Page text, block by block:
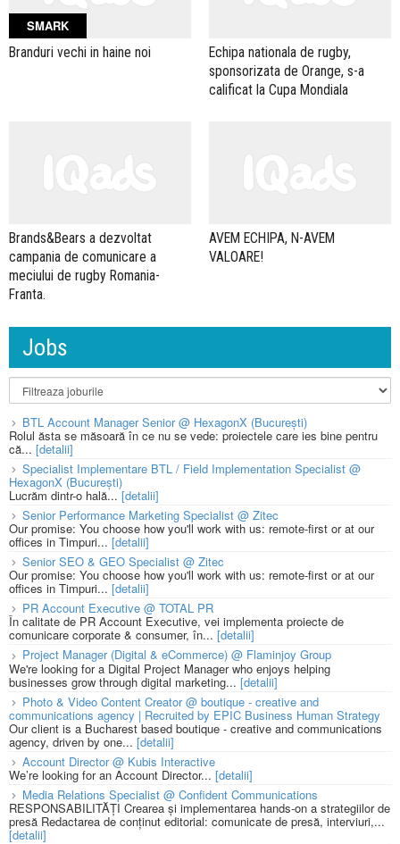
SMARK
Branduri vechi in haine noi
Echipa nationala de rugby,
sponsorizata de Orange, s-a
calificat la Cupa Mondiala
Brands&Bears a dezvoltat
campania de comunicare a
meciului de rugby Romania-
Franta.
AVEM ECHIPA, N-AVEM
VALOARE!
Jobs
BTL Account Manager Senior @ HexagonX (București)
Rolul ăsta se măsoară în ce nu se vede: proiectele care ies bine pentru
că... [detalii]
Specialist Implementare BTL / Field Implementation Specialist @
HexagonX (București)
Lucrăm dintr-o hală... [detalii]
Senior Performance Marketing Specialist @ Zitec
Our promise: You choose how you'll work with us: remote-first or at our
offices in Timpuri... [detalii]
Senior SEO & GEO Specialist @ Zitec
Our promise: You choose how you'll work with us: remote-first or at our
offices in Timpuri... [detalii]
PR Account Executive @ TOTAL PR
În calitate de PR Account Executive, vei implementa proiecte de
comunicare corporate & consumer, în... [detalii]
Project Manager (Digital & eCommerce) @ Flaminjoy Group
We're looking for a Digital Project Manager who enjoys helping
businesses grow through digital marketing... [detalii]
Photo & Video Content Creator @ boutique - creative and
communications agency | Recruited by EPIC Business Human Strategy
Our client is a Bucharest based boutique - creative and communications
agency, driven by one... [detalii]
Account Director @ Kubis Interactive
We’re looking for an Account Director... [detalii]
Media Relations Specialist @ Confident Communications
RESPONSABILITĂȚI Crearea și implementarea hands-on a strategiilor de
presă Redactarea de conținut editorial: comunicate de presă, interviuri,...
[detalii]